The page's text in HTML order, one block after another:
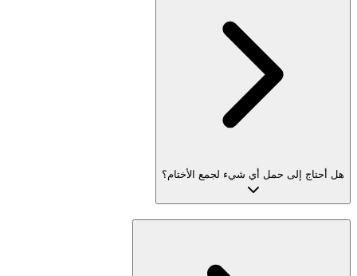
هل أحتاج إلى حمل أي شيء لجمع الأختام؟